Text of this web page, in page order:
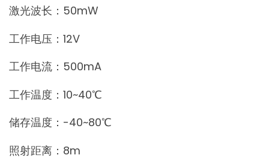
激光波长：50mW
工作电压：12V
工作电流：500mA
工作温度：10~40℃
储存温度：-40~80℃
照射距离：8m